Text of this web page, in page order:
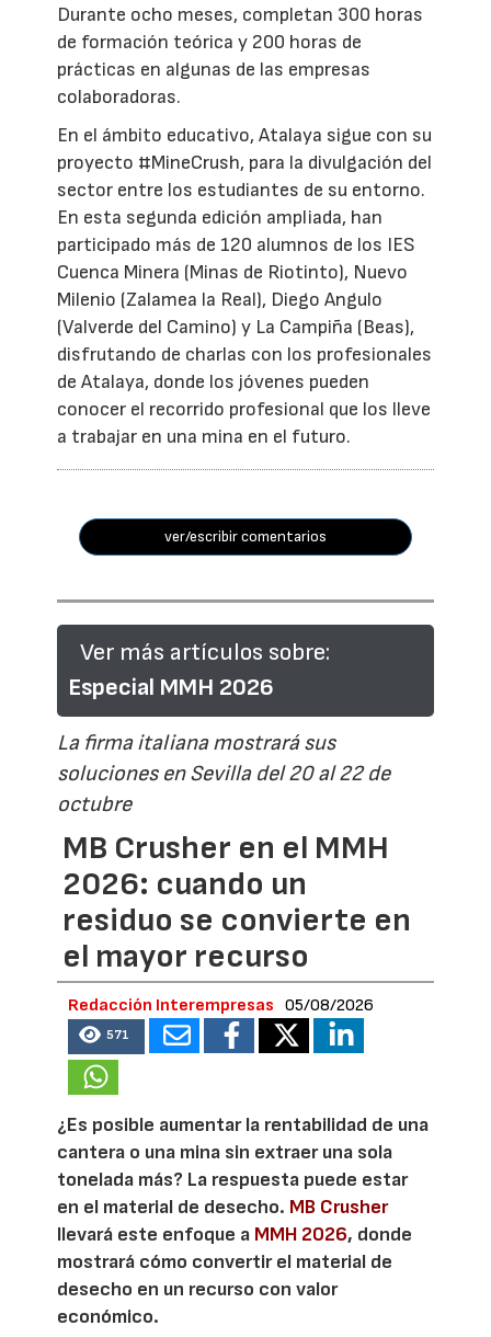
Durante ocho meses, completan 300 horas
de formación teórica y 200 horas de
prácticas en algunas de las empresas
colaboradoras.
En el ámbito educativo, Atalaya sigue con su
proyecto #MineCrush, para la divulgación del
sector entre los estudiantes de su entorno.
En esta segunda edición ampliada, han
participado más de 120 alumnos de los IES
Cuenca Minera (Minas de Riotinto), Nuevo
Milenio (Zalamea la Real), Diego Angulo
(Valverde del Camino) y La Campiña (Beas),
disfrutando de charlas con los profesionales
de Atalaya, donde los jóvenes pueden
conocer el recorrido profesional que los lleve
a trabajar en una mina en el futuro.
ver/escribir comentarios
Ver más artículos sobre:
Especial MMH 2026
La firma italiana mostrará sus
soluciones en Sevilla del 20 al 22 de
octubre
MB Crusher en el MMH
2026: cuando un
residuo se convierte en
el mayor recurso
Redacción Interempresas 05/08/2026
571
¿Es posible aumentar la rentabilidad de una
cantera o una mina sin extraer una sola
tonelada más? La respuesta puede estar
en el material de desecho. MB Crusher
llevará este enfoque a MMH 2026, donde
mostrará cómo convertir el material de
desecho en un recurso con valor
económico.